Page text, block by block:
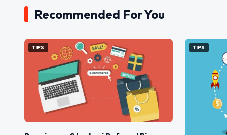
Recommended For You
TIPS TIPS